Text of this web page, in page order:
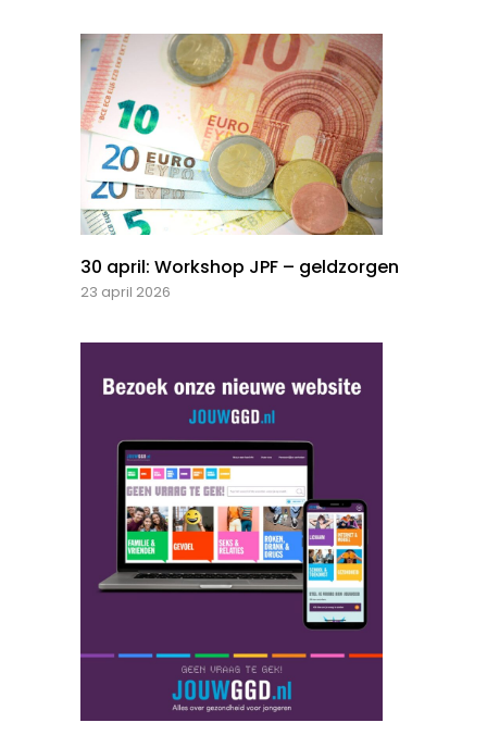
30 april: Workshop JPF – geldzorgen
23 april 2026